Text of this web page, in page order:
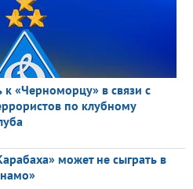
«Черноморцу» в связи с
по клубному
может не сыграть в